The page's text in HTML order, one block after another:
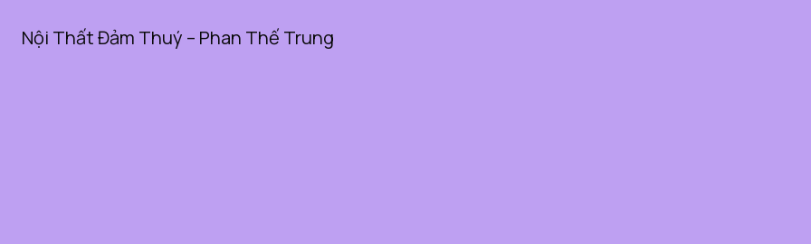
Nội Thất Đảm Thuý – Phan Thế Trung